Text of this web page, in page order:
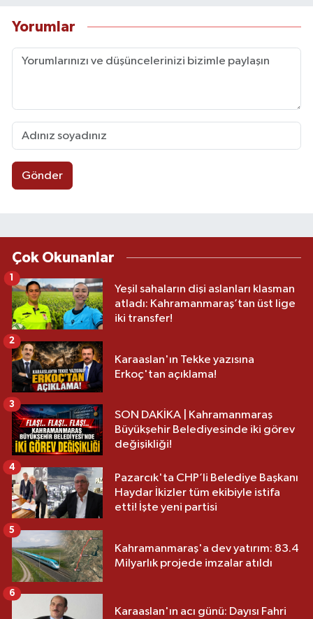
Yorumlar
Gönder
Çok Okunanlar
Yeşil sahaların dişi aslanları klasman
atladı: Kahramanmaraş’tan üst lige
iki transfer!
1
Karaaslan'ın Tekke yazısına
Erkoç'tan açıklama!
2
SON DAKİKA | Kahramanmaraş
Büyükşehir Belediyesinde iki görev
değişikliği!
3
Pazarcık'ta CHP’li Belediye Başkanı
Haydar İkizler tüm ekibiyle istifa
etti! İşte yeni partisi
4
Kahramanmaraş'a dev yatırım: 83.4
Milyarlık projede imzalar atıldı
5
Karaaslan'ın acı günü: Dayısı Fahri
6